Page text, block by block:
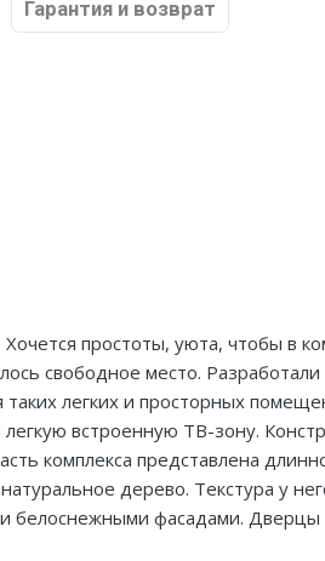
Гарантия и возврат
простоты, уюта, чтобы в
свободное место.
легких и просторных
встроенную ТВ-зону.
комплекса представлена
дерево. Текстура у
белоснежными фасадами. Дверцы